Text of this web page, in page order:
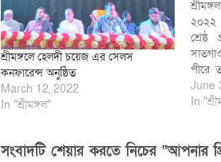
শ্রীমঙ্গলে হেলদী চয়েজ এর সেলস
কনফারেন্স অনুষ্ঠিত
March 12, 2022
In "শ্রীমঙ্গল"
২০২২
শ্রেষ্ঠ
পীরে
ও
June
In
সংবাদটি শেয়ার করতে নিচের “আপনার